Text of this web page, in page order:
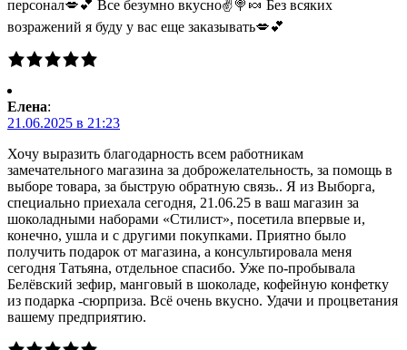
персонал💋💕 Все безумно вкусно✌🍭🍬 Без всяких
возражений я буду у вас еще заказывать💋💕
Елена:
21.06.2025 в 21:23
Хочу выразить благодарность всем работникам
замечательного магазина за доброжелательность, за помощь в
выборе товара, за быструю обратную связь.. Я из Выборга,
специально приехала сегодня, 21.06.25 в ваш магазин за
шоколадными наборами «Стилист», посетила впервые и,
конечно, ушла и с другими покупками. Приятно было
получить подарок от магазина, а консультировала меня
сегодня Татьяна, отдельное спасибо. Уже по-пробывала
Белёвский зефир, манговый в шоколаде, кофейную конфетку
из подарка -сюрприза. Всё очень вкусно. Удачи и процветания
вашему предприятию.